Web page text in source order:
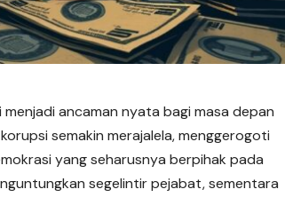
ancaman nyata bagi masa depan
semakin merajalela, menggerogoti
yang seharusnya berpihak pada
segelintir pejabat, sementara